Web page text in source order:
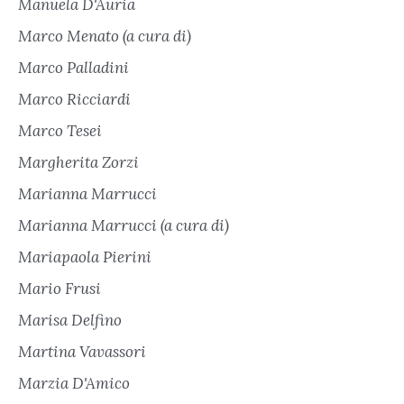
Manuela D'Auria
Marco Menato (a cura di)
Marco Palladini
Marco Ricciardi
Marco Tesei
Margherita Zorzi
Marianna Marrucci
Marianna Marrucci (a cura di)
Mariapaola Pierini
Mario Frusi
Marisa Delfino
Martina Vavassori
Marzia D'Amico